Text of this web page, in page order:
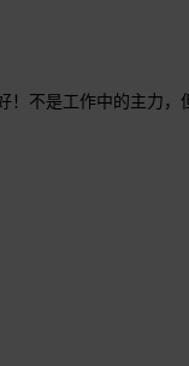
不是工作中的主力，